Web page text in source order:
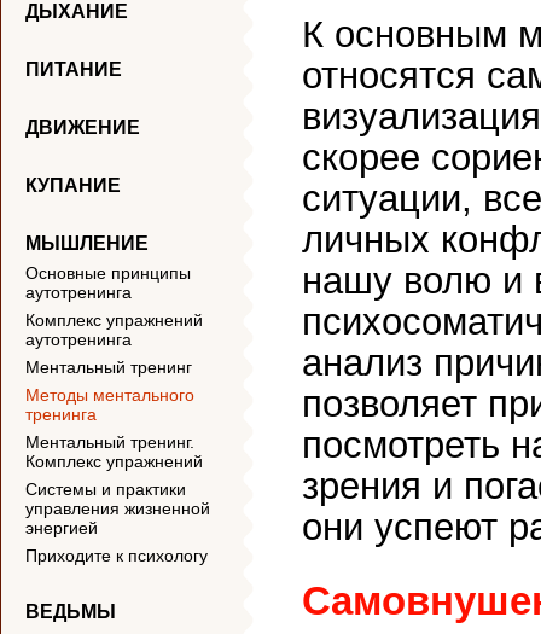
ДЫХАНИЕ
ПИТАНИЕ
ДВИЖЕНИЕ
КУПАНИЕ
МЫШЛЕНИЕ
Основные принципы
аутотренинга
Комплекс упражнений
аутотренинга
Ментальный тренинг
Методы ментального
тренинга
Ментальный тренинг.
Комплекс упражнений
Системы и практики
управления жизненной
энергией
Приходите к психологу
ВЕДЬМЫ
К основным
относятся
скорее
ситуации,
личных
нашу волю и
анализ
позволяет
посмотреть
зрения и
они успеют